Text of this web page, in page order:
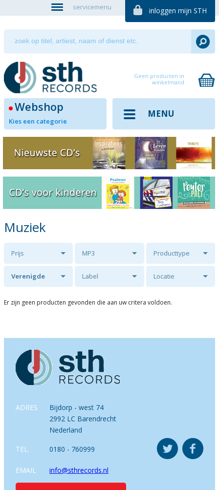
servicemenu inloggen mijn STH
Geen producten in
winkelmand
Webshop
Kies een categorie
MENU
Muziek
Prijs MP3 Producttype
Verenigde
van der Steen.
Label Locatie
Er zijn geen producten gevonden die aan uw critera voldoen.
ADRES
Bijdorp - west 74
2992 LC Barendrecht
Nederland
TEL. 0180 - 760999
EMAIL info@sthrecords.nl